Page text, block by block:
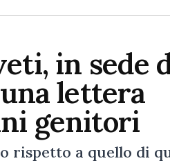
in sede
lettera
genitori
rispetto a quello di